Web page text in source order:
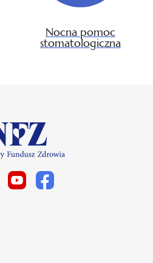
Nocna pomoc
stomatologiczna